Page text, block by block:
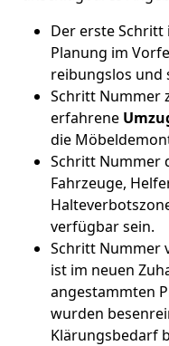
Der erste
Planung im
reibungslos und
Schritt Nummer
erfahrene
die
Schritt Nummer
Fahrzeuge,
verfügbar sein.
Schritt Nummer
ist im neuen
angestammten
wurden
Klärungsbedarf